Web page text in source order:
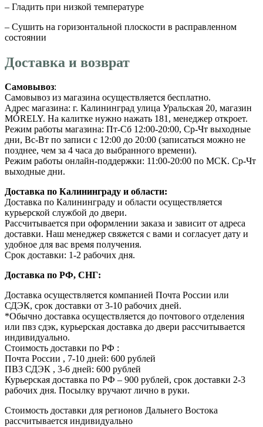
– Гладить при низкой температуре
– Сушить на горизонтальной плоскости в расправленном
состоянии
Доставка и возврат
Самовывоз:
Самовывоз из магазина осуществляется бесплатно.
Адрес магазина: г. Калининград улица Уральская 20, магазин
MÓRELY. На калитке нужно нажать 181, менеджер откроет.
Режим работы магазина: Пт-Сб 12:00-20:00, Ср-Чт выходные
дни, Вс-Вт по записи с 12:00 до 20:00 (записаться можно не
позднее, чем за 4 часа до выбранного времени).
Режим работы онлайн-поддержки: 11:00-20:00 по МСК. Ср-Чт
выходные дни.
Доставка по Калининграду и области:
Доставка по Калининграду и области осуществляется
курьерской службой до двери.
Рассчитывается при оформлении заказа и зависит от адреса
доставки. Наш менеджер свяжется с вами и согласует дату и
удобное для вас время получения.
Срок доставки: 1-2 рабочих дня.
Доставка по РФ, СНГ:
Доставка осуществляется компанией Почта России или
СДЭК, срок доставки от 3-10 рабочих дней.
*Обычно доставка осуществляется до почтового отделения
или пвз сдэк, курьерская доставка до двери рассчитывается
индивидуально.
Стоимость доставки по РФ :
Почта России , 7-10 дней: 600 рублей
ПВЗ СДЭК , 3-6 дней: 600 рублей
Курьерская доставка по РФ – 900 рублей, срок доставки 2-3
рабочих дня. Посылку вручают лично в руки.
Стоимость доставки для регионов Дальнего Востока
рассчитывается индивидуально